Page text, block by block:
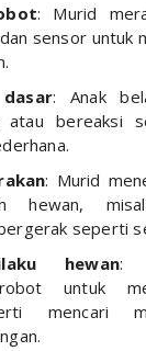
: Murid
sensor untuk
: Anak
bereaksi
: Murid
hewan,
seperti
hewan:
untuk
mencari